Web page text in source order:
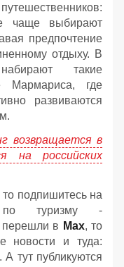
чаще выбирают
предпочтение
отдыху. В
такие
Мармариса, где
развиваются
возвращается в
на российских
то подпишитесь на
туризму -
в Мах, то
новости и туда:
. А тут публикуются